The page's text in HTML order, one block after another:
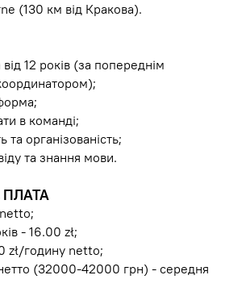
(130 км від Кракова).
12 років (за попереднім
в команді;
та організованість;
та знання мови.
netto;
- 16.00 zł;
zł/годину netto;
(32000-42000 грн) - середня